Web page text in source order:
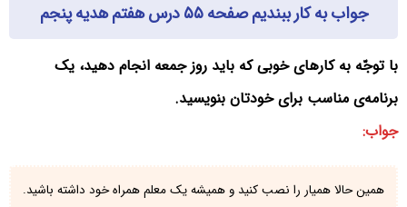
جواب به کار ببندیم صفحه ۵۵ درس هفتم هدیه پنجم
با توجّه به کارهای خوبی که باید روز جمعه انجام دهید، یک
برنامه‌ی مناسب برای خودتان بنویسید.
جواب:
همین حالا همیار را نصب کنید و همیشه یک معلم همراه خود داشته باشید.